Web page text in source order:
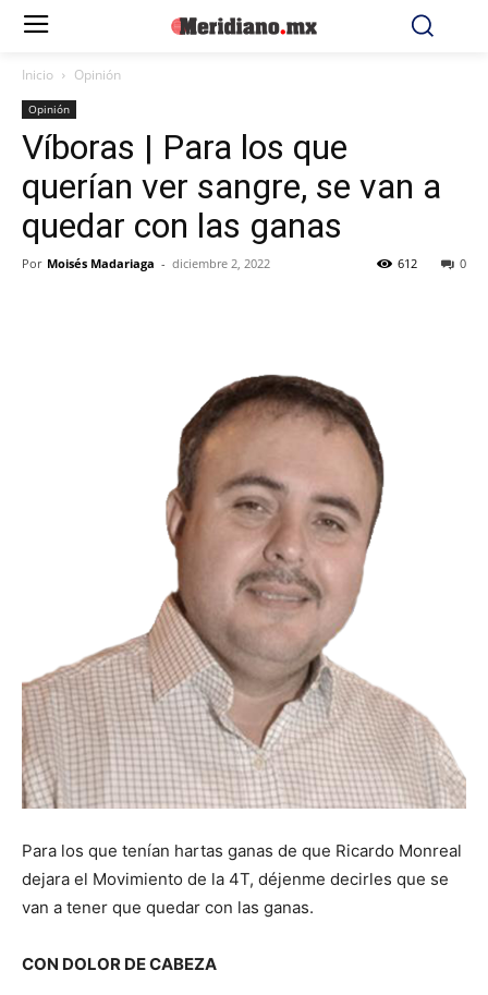
Inicio Opinión
Opinión
Víboras | Para los que
querían ver sangre, se van a
quedar con las ganas
Por Moisés Madariaga - diciembre 2, 2022 0
612
Para los que tenían hartas ganas de que Ricardo Monreal
dejara el Movimiento de la 4T, déjenme decirles que se
van a tener que quedar con las ganas.
CON DOLOR DE CABEZA